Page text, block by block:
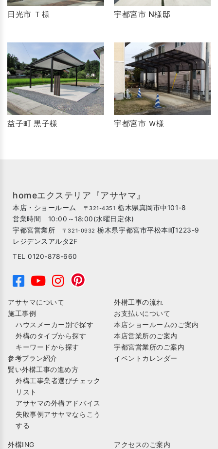
日光市 Ｔ様 宇都宮市 N様邸
益子町 黒子様 宇都宮市 Ｗ様
homeエクステリア『アサヤマ』
本店・ショールーム 〒321-4351 栃木県真岡市中101-8
営業時間 10:00～18:00(水曜日定休)
宇都宮営業所 〒321-0932 栃木県宇都宮市平松本町1223-9
レジデンスアルタ2F
TEL 0120-878-660
アサヤマについて
施工事例
ハウスメーカー別で探す
外構のタイプから探す
キーワードから探す
参考プラン紹介
賢い外構工事の進め方
外構工事業者選びチェック
リスト
アサヤマの外構アドバイス
失敗事例アサヤマならこう
する
外構工事の流れ
お支払いについて
本店ショールームのご案内
本店営業所のご案内
宇都宮営業所のご案内
イベントカレンダー
外構ING アクセスのご案内